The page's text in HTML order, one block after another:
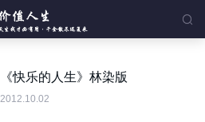

《快乐的人生》林染版
2012.10.02